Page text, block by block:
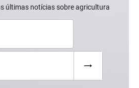
últimas notícias sobre agricultura